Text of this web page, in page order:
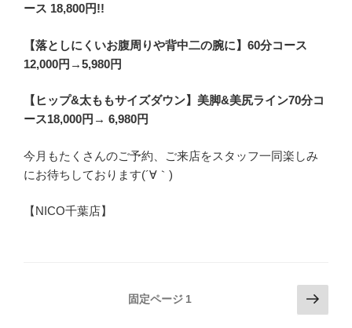
ース 18,800円!!
【落としにくいお腹周りや背中二の腕に】60分コース
12,000円→5,980円
【ヒップ&太ももサイズダウン】美脚&美尻ライン70分コ
ース18,000円→ 6,980円
今月もたくさんのご予約、ご来店をスタッフ一同楽しみ
にお待ちしております(´∀｀)
【NICO千葉店】
固定ページ 1
次
の